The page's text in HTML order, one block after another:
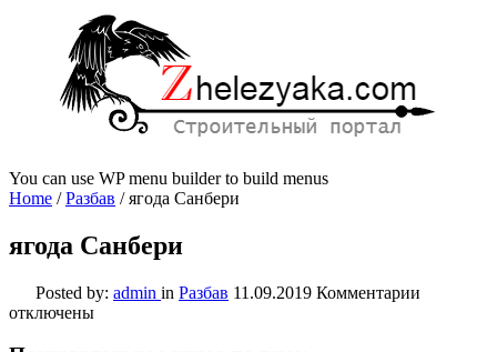
You can use WP menu builder to build menus
Home /Разбав /ягода Санбери
ягода Санбери
Posted by: admin in Разбав 11.09.2019 Комментарии
отключены